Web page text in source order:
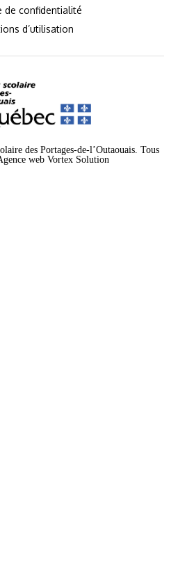
de confidentialité
d’utilisation
des Portages-de-l’Outaouais. Tous
web Vortex Solution